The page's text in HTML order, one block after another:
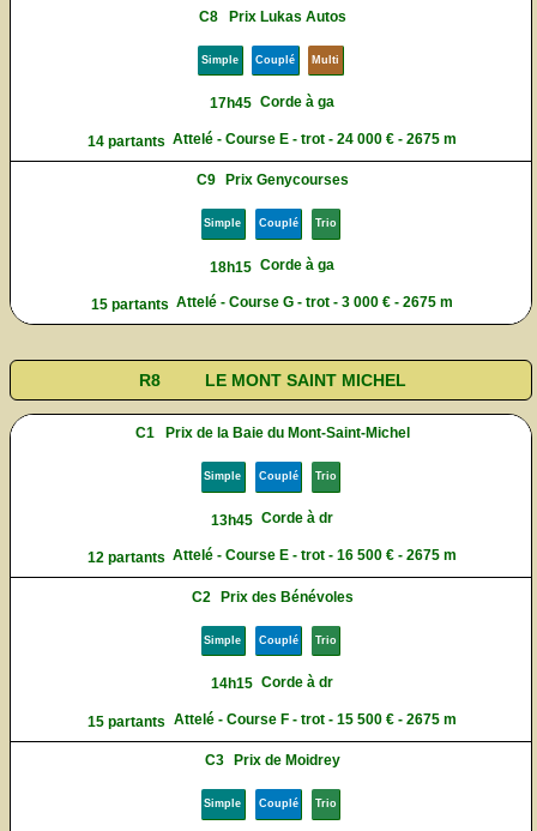
C8 Prix Lukas Autos
Simple Couplé Multi
17h45 Corde à ga
14 partants Attelé - Course E - trot - 24 000 € - 2675 m
C9 Prix Genycourses
Simple Couplé Trio
18h15 Corde à ga
15 partants Attelé - Course G - trot - 3 000 € - 2675 m
R8 LE MONT SAINT MICHEL
C1 Prix de la Baie du Mont-Saint-Michel
Simple Couplé Trio
13h45 Corde à dr
12 partants Attelé - Course E - trot - 16 500 € - 2675 m
C2 Prix des Bénévoles
Simple Couplé Trio
14h15 Corde à dr
15 partants Attelé - Course F - trot - 15 500 € - 2675 m
C3 Prix de Moidrey
Simple Couplé Trio